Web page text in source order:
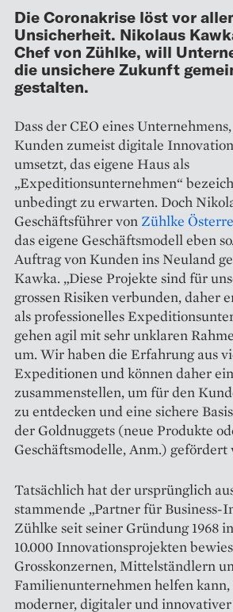
Die Coronakrise löst vor
Unsicherheit. Nikolaus
Chef von Zühlke, will
die unsichere Zukunft
gestalten.
Dass der CEO eines
Kunden zumeist digitale
umsetzt, das eigene Haus als
„Expeditionsunternehmen“
unbedingt zu erwarten. Doch
Geschäftsführer von Zühlke
das eigene Geschäftsmodell eben
Auftrag von Kunden ins Neuland
Kawka. „Diese Projekte sind für
grossen Risiken verbunden, daher
als professionelles
gehen agil mit sehr unklaren
um. Wir haben die Erfahrung aus
Expeditionen und können daher
zusammenstellen, um für den
zu entdecken und eine sichere
der Goldnuggets (neue Produkte
Geschäftsmodelle, Anm.) gefördert
Tatsächlich hat der ursprünglich
stammende „Partner für Business-
Zühlke seit seiner Gründung 1968
10.000 Innovationsprojekten
Grosskonzernen, Mittelständlern
Familienunternehmen helfen
moderner, digitaler und